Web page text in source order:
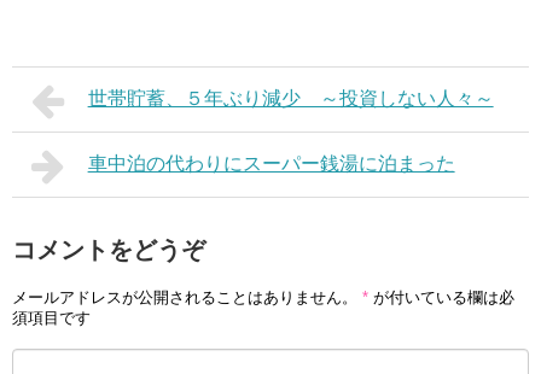
世帯貯蓄、５年ぶり減少 ～投資しない人々～
車中泊の代わりにスーパー銭湯に泊まった
コメントをどうぞ
メールアドレスが公開されることはありません。 * が付いている欄は必
須項目です